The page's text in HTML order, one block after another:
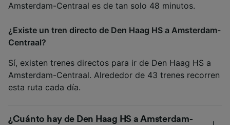
Amsterdam-Centraal es de tan solo 48 minutos.
¿Existe un tren directo de Den Haag HS a Amsterdam-
Centraal?
Sí, existen trenes directos para ir de Den Haag HS a
Amsterdam-Centraal. Alrededor de 43 trenes recorren
esta ruta cada día.
¿Cuánto hay de Den Haag HS a Amsterdam-